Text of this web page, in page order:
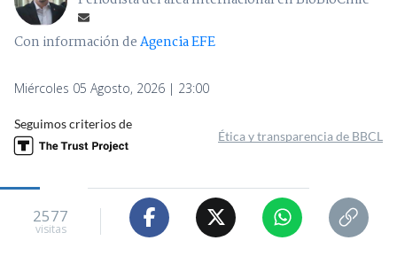
Con información deAgencia EFE
Miércoles 05 Agosto, 2026 | 23:00
Seguimos criterios de
Ética y transparencia de BBCL
2577
visitas